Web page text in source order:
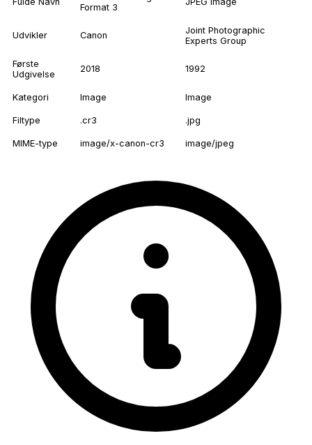
Format 3
Udvikler Canon
Joint Photographic
Experts Group
Første
Udgivelse
2018 1992
Kategori Image Image
Filtype .cr3 .jpg
MIME-type image/x-canon-cr3 image/jpeg